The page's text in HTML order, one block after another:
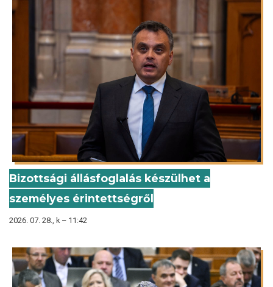
Bizottsági állásfoglalás készülhet a
személyes érintettségről
2026. 07. 28., k – 11:42